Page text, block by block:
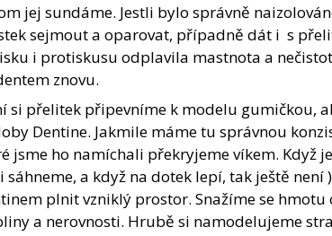
jej sundáme. Jestli bylo správně
sejmout a oparovat, případně dát i s
i protiskusu odplavila mastnota a
znovu.
si přelitek připevníme k modelu gumičkou,
Dentine. Jakmile máme tu správnou
jsme ho namíchali překryjeme víkem. Když
sáhneme, a když na dotek lepí, tak ještě
plnit vzniklý prostor. Snažíme se
a nerovnosti. Hrubě si namodelujeme